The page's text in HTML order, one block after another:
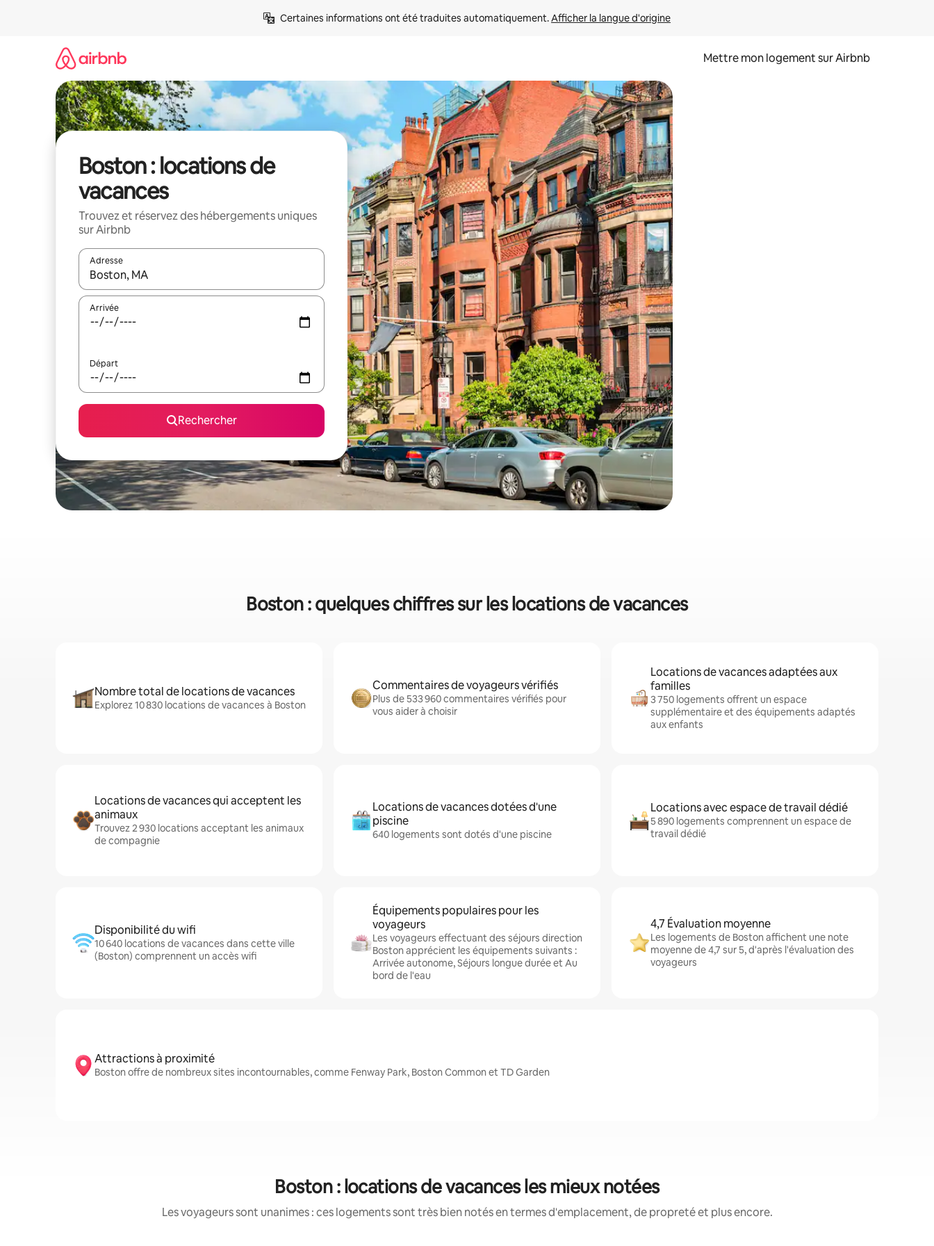
Certaines informations ont été traduites automatiquement. Afficher la langue d'origine
Mettre mon logement sur Airbnb
Boston : locations de
vacances
Trouvez et réservez des hébergements uniques
sur Airbnb
Adresse
Lorsque les résultats s'affichent, utilisez les flèches vers le haut et vers le bas pour les parcourir ou en appuyant et en faisant glisser.
Arrivée
Départ
Rechercher
Boston : quelques chiffres sur les locations de vacances
Nombre total de locations de vacances
Explorez 10 830 locations de vacances à Boston
Commentaires de voyageurs vérifiés
Plus de 533 960 commentaires vérifiés pour
vous aider à choisir
Locations de vacances adaptées aux
familles
3 750 logements offrent un espace
supplémentaire et des équipements adaptés
aux enfants
Locations de vacances qui acceptent les
animaux
Trouvez 2 930 locations acceptant les animaux
de compagnie
Locations de vacances dotées d'une
piscine
640 logements sont dotés d'une piscine
Locations avec espace de travail dédié
5 890 logements comprennent un espace de
travail dédié
Disponibilité du wifi
10 640 locations de vacances dans cette ville
(Boston) comprennent un accès wifi
Équipements populaires pour les
voyageurs
Les voyageurs effectuant des séjours direction
Boston apprécient les équipements suivants :
Arrivée autonome, Séjours longue durée et Au
bord de l'eau
4,7 Évaluation moyenne
Les logements de Boston affichent une note
moyenne de 4,7 sur 5, d'après l'évaluation des
voyageurs
Attractions à proximité
Boston offre de nombreux sites incontournables, comme Fenway Park, Boston Common et TD Garden
Boston : locations de vacances les mieux notées
Les voyageurs sont unanimes : ces logements sont très bien notés en termes d'emplacement, de propreté et plus encore.